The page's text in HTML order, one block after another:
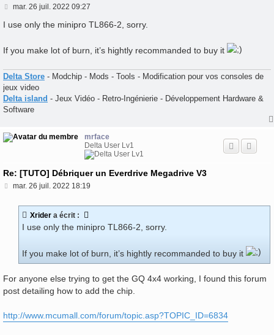
M
s
g
e
mar. 26 juil. 2022 09:27
I use only the minipro TL866-2, sorry.
If you make lot of burn, it’s hightly recommanded to buy it
Delta Store - Modchip - Mods - Tools - Modification pour vos consoles de
jeux video
Delta island - Jeux Vidéo - Retro-Ingénierie - Développement Hardware &
Software
mrface
Delta User Lv1
Re: [TUTO] Débriquer un Everdrive Megadrive V3
M
mar. 26 juil. 2022 18:19
Xrider a écrit :
I use only the minipro TL866-2, sorry.
If you make lot of burn, it’s hightly recommanded to buy it
For anyone else trying to get the GQ 4x4 working, I found this forum
post detailing how to add the chip.
http://www.mcumall.com/forum/topic.asp?TOPIC_ID=6834